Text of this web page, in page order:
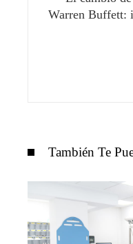
Warren Buffett:
También Te